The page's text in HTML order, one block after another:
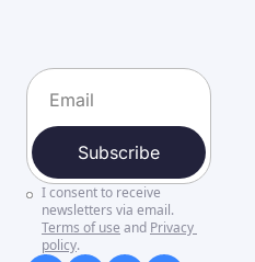
Subscribe
I consent to receive
newsletters via email.
Terms of use and Privacy
policy.